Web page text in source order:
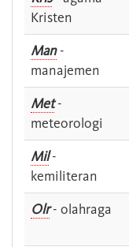
Kristen
Man-
manajemen
Met-
meteorologi
Mil-
kemiliteran
Olr- olahraga